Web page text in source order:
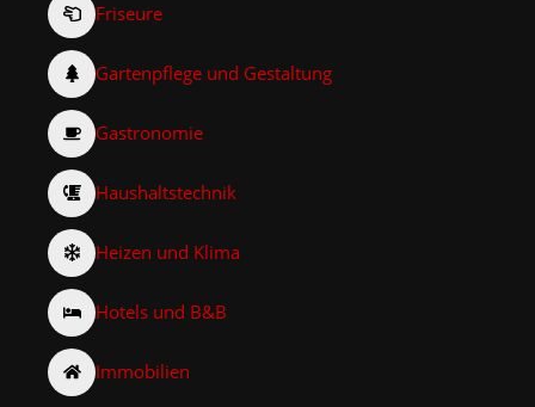
Friseure
Gartenpflege und Gestaltung
Gastronomie
Haushaltstechnik
Heizen und Klima
Hotels und B&B
Immobilien